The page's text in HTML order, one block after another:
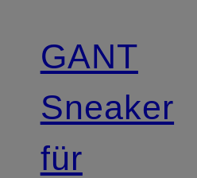
GANT
Sneaker
für